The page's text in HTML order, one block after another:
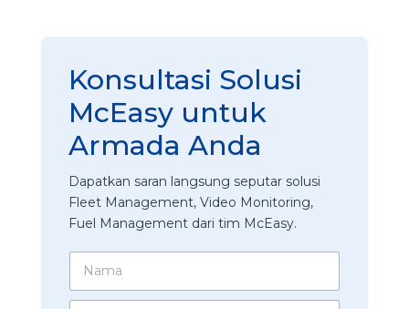
Konsultasi Solusi
McEasy untuk
Armada Anda
Dapatkan saran langsung seputar solusi
Fleet Management, Video Monitoring,
Fuel Management dari tim McEasy.
N
m
N